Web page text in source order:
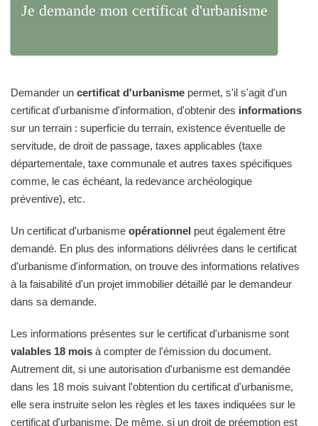
Je demande mon certificat d'urbanisme
Demander un certificat d'urbanisme permet, s'il s'agit d'un
certificat d'urbanisme d'information, d'obtenir des informations
sur un terrain : superficie du terrain, existence éventuelle de
servitude, de droit de passage, taxes applicables (taxe
départementale, taxe communale et autres taxes spécifiques
comme, le cas échéant, la redevance archéologique
préventive), etc.
Un certificat d'urbanisme opérationnel peut également être
demandé. En plus des informations délivrées dans le certificat
d'urbanisme d'information, on trouve des informations relatives
à la faisabilité d'un projet immobilier détaillé par le demandeur
dans sa demande.
Les informations présentes sur le certificat d'urbanisme sont
valables 18 mois à compter de l'émission du document.
Autrement dit, si une autorisation d'urbanisme est demandée
dans les 18 mois suivant l'obtention du certificat d'urbanisme,
elle sera instruite selon les règles et les taxes indiquées sur le
certificat d'urbanisme. De même, si un droit de préemption est